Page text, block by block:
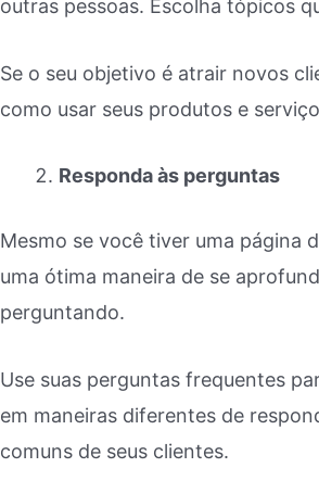
outras pessoas. Escolha tópicos
Se o seu objetivo é atrair novos
como usar seus produtos e
Responda às perguntas
Mesmo se você tiver uma página
uma ótima maneira de se
perguntando.
Use suas perguntas frequentes
em maneiras diferentes de
comuns de seus clientes.